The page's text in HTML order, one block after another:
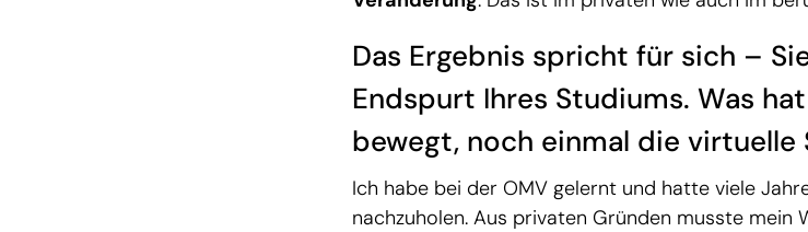
Das Ergebnis spricht für sich –
Endspurt Ihres Studiums. Was
bewegt, noch einmal die virtuelle
Ich habe bei der OMV gelernt und hatte viele
nachzuholen. Aus privaten Gründen musste mein